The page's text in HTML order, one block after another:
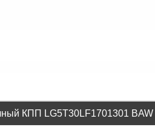
КПП LG5T30LF1701301